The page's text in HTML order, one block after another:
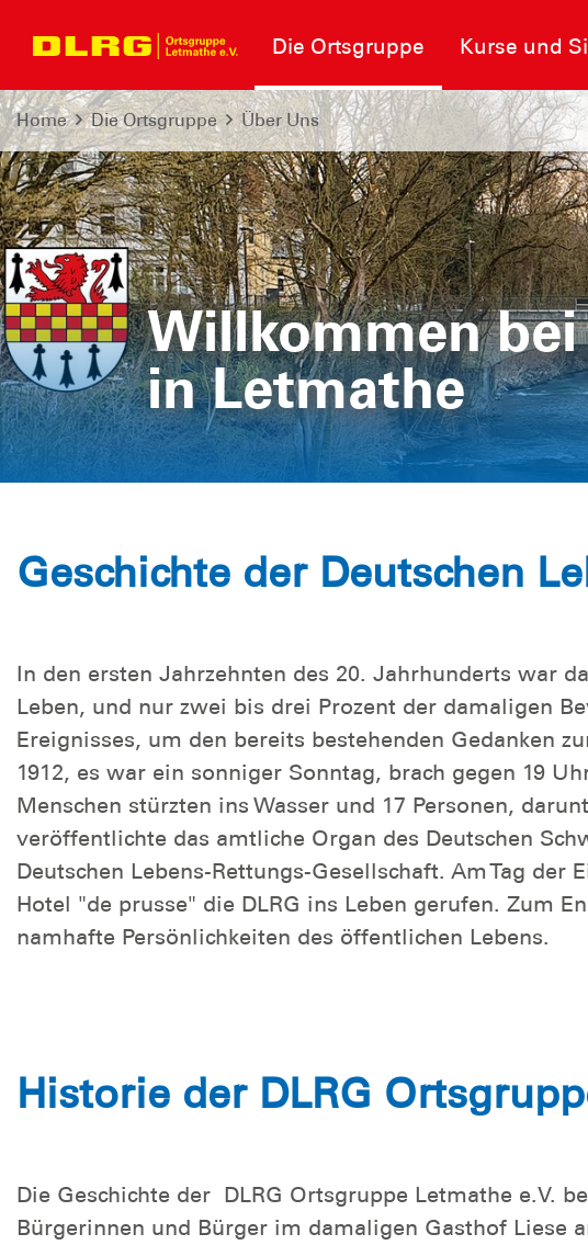
Die Ortsgruppe Kurse und
Home Die Ortsgruppe Über Uns
Willkommen bei
in Letmathe
Willkommen bei
in Letmathe
Geschichte der Deutschen
In den ersten Jahrzehnten des 20. Jahrhunderts war
Leben, und nur zwei bis drei Prozent der damaligen
Ereignisses, um den bereits bestehenden Gedanken
1912, es war ein sonniger Sonntag, brach gegen 19
Menschen stürzten ins Wasser und 17 Personen,
veröffentlichte das amtliche Organ des Deutschen
Deutschen Lebens-Rettungs-Gesellschaft. Am Tag
Hotel "de prusse" die DLRG ins Leben gerufen. Zum
namhafte Persönlichkeiten des öffentlichen Lebens.
Historie der DLRG
Die Geschichte der DLRG Ortsgruppe Letmathe e.V.
Bürgerinnen und Bürger im damaligen Gasthof Liese